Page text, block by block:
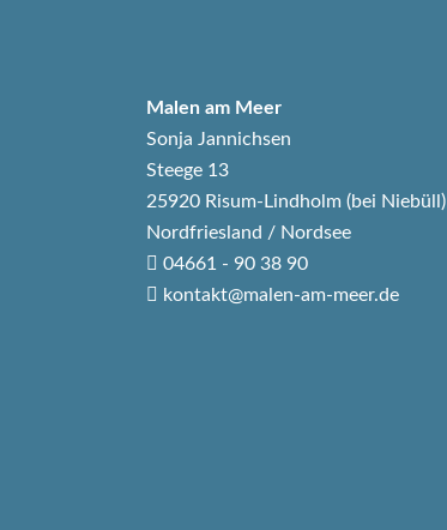
Malen am Meer
Sonja Jannichsen
Steege 13
25920 Risum-Lindholm (bei Niebüll)
Nordfriesland / Nordsee
04661 - 90 38 90
kontakt@malen-am-meer.de